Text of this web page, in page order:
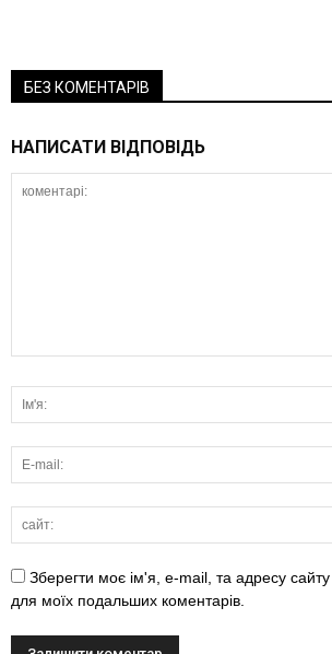
БЕЗ КОМЕНТАРІВ
НАПИСАТИ ВІДПОВІДЬ
Зберегти моє ім'я, e-mail, та адресу
для моїх подальших коментарів.